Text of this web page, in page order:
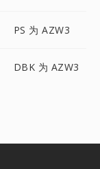
PS 为 AZW3
DBK 为 AZW3